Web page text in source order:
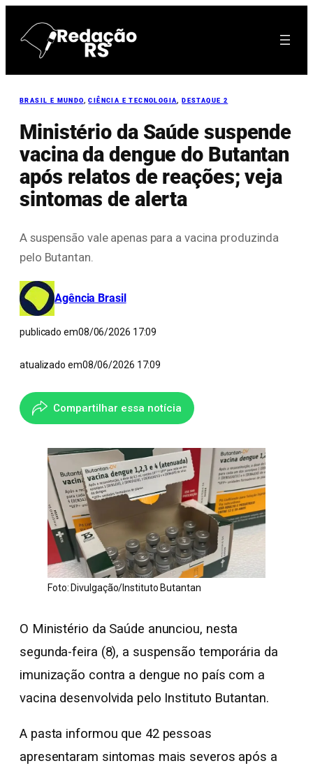
para
BRASIL E MUNDO, CIÊNCIA E TECNOLOGIA, DESTAQUE 2
Ministério da Saúde suspende
vacina da dengue do Butantan
após relatos de reações; veja
sintomas de alerta
A suspensão vale apenas para a vacina produzinda
pelo Butantan.
Agência Brasil
publicado em08/06/2026 17:09
atualizado em08/06/2026 17:09
Compartilhar essa notícia
Foto: Divulgação/Instituto Butantan
O Ministério da Saúde anunciou, nesta
segunda-feira (8), a suspensão temporária da
imunização contra a dengue no país com a
vacina desenvolvida pelo Instituto Butantan.
A pasta informou que 42 pessoas
apresentaram sintomas mais severos após a